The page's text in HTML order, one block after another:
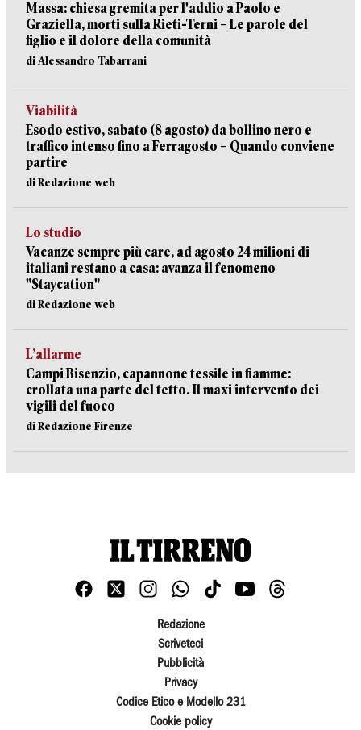
Massa: chiesa gremita per l'addio a Paolo e
Graziella, morti sulla Rieti-Terni – Le parole del
figlio e il dolore della comunità
di Alessandro Tabarrani
Viabilità
Esodo estivo, sabato (8 agosto) da bollino nero e
traffico intenso fino a Ferragosto – Quando conviene
partire
di Redazione web
Lo studio
Vacanze sempre più care, ad agosto 24 milioni di
italiani restano a casa: avanza il fenomeno
"Staycation"
di Redazione web
L’allarme
Campi Bisenzio, capannone tessile in fiamme:
crollata una parte del tetto. Il maxi intervento dei
vigili del fuoco
di Redazione Firenze
Redazione
Scriveteci
Pubblicità
Privacy
Codice Etico e Modello 231
Cookie policy